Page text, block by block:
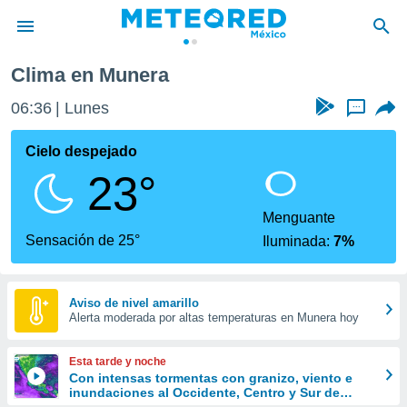
de
ha sido
calidad.
a este
las
y
forma
digital
basada
Clima en Munera
06:36 Lunes ...
Cielo despejado
23°
Sensación de 25°
Menguante
Iluminada:7%
Aviso de nivel amarillo
Alerta moderada por altas temperaturas en Munera hoy
Esta tarde y noche
Con intensas tormentas con granizo, viento e
inundaciones al Occidente, Centro y Sur de